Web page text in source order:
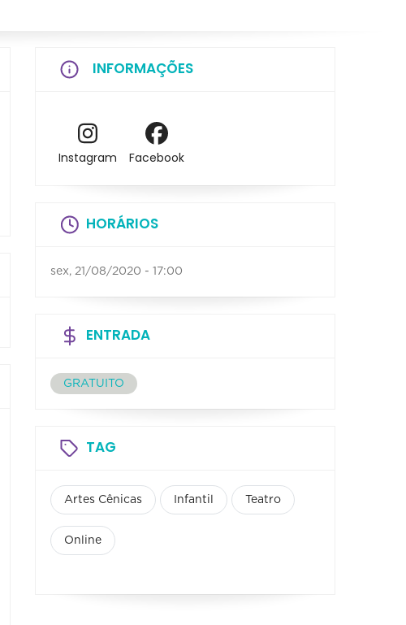
INFORMAÇÕES
Instagram Facebook
HORÁRIOS
sex, 21/08/2020 - 17:00
ENTRADA
GRATUITO
TAG
Artes Cênicas Infantil Teatro
Online